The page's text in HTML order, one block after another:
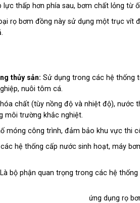
thấp hơn phía sau, bơm chất lỏng từ
rọ bơm đồng này sử dụng một trục vít
thủy sản: Sử dụng trong các hệ thống
nuôi tôm cá.
chất (tùy nồng độ và nhiệt độ), nước
môi trường khắc nghiệt.
móng công trình, đảm bảo khu vực thi
hệ thống cấp nước sinh hoạt, máy
Là bộ phận quan trọng trong các hệ thống